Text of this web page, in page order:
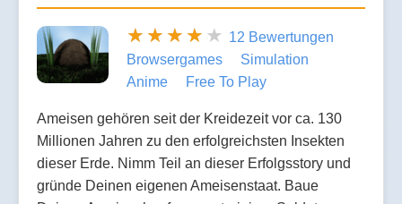
12 Bewertungen
Browsergames
Simulation
Anime
Free To Play
Ameisen gehören seit der Kreidezeit vor ca. 130
Millionen Jahren zu den erfolgreichsten Insekten
dieser Erde. Nimm Teil an dieser Erfolgsstory und
gründe Deinen eigenen Ameisenstaat. Baue